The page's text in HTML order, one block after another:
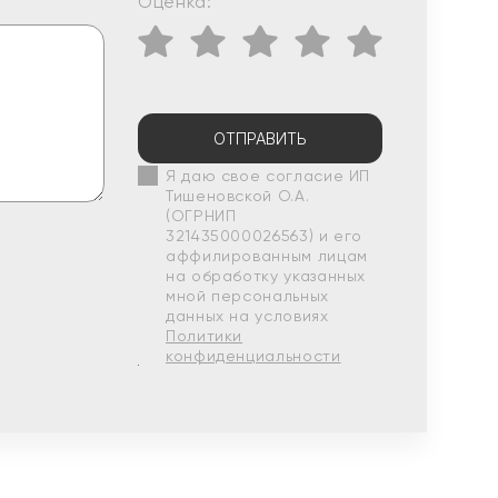
ОТПРАВИТЬ
Я даю свое согласие ИП
Тишеновской О.А.
(ОГРНИП
321435000026563) и его
аффилированным лицам
на обработку указанных
мной персональных
данных на условиях
Политики
конфиденциальности